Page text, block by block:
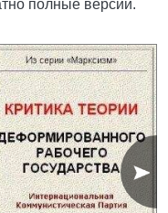
полные версии.